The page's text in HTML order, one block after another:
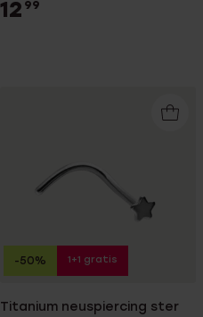
12 99
Titanium neuspiercing ster
-50% 1+1 gratis